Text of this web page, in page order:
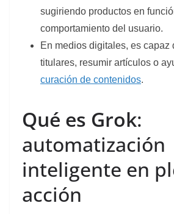
sugiriendo productos en
comportamiento del usuario.
En medios digitales, es capaz
titulares, resumir artículos o
curación de contenidos.
Qué es Grok:
automatización
inteligente en
acción